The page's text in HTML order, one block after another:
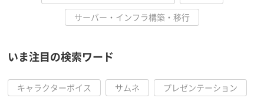
サーバー・インフラ構築・移行
いま注目の検索ワード
キャラクターボイス サムネ
プレゼンテーション